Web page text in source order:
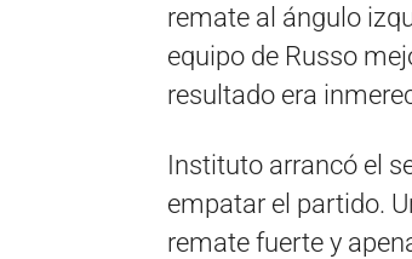
remate al ángulo
equipo de Russo
resultado era
Instituto arrancó el
empatar el partido.
remate fuerte y